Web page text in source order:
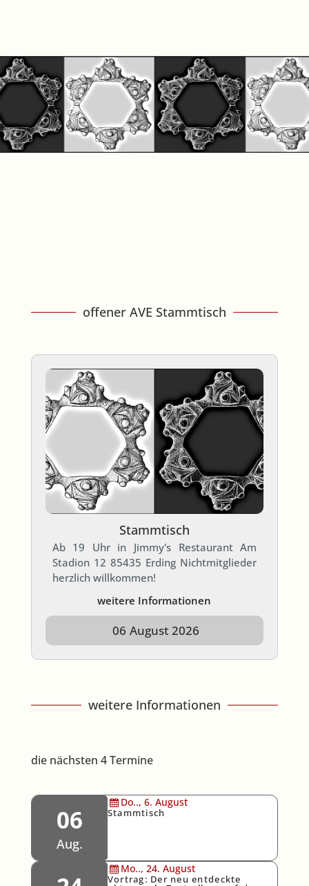
offener AVE Stammtisch
Stammtisch
Ab 19 Uhr in Jimmy's Restaurant Am
Stadion 12 85435 Erding Nichtmitglieder
herzlich willkommen!
weitere Informationen
06 August 2026
weitere Informationen
die nächsten 4 Termine
06
Aug.
Do.., 6. August
Stammtisch
Mo.., 24. August
Vortrag: Der neu entdeckte